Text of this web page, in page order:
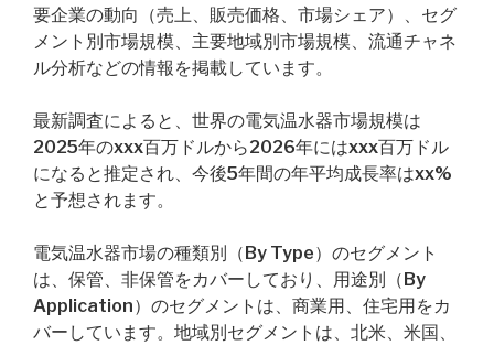
要企業の動向（売上、販売価格、市場シェア）、セグ
メント別市場規模、主要地域別市場規模、流通チャネ
ル分析などの情報を掲載しています。
最新調査によると、世界の電気温水器市場規模は
2025年のxxx百万ドルから2026年にはxxx百万ドル
になると推定され、今後5年間の年平均成長率はxx%
と予想されます。
電気温水器市場の種類別（By Type）のセグメント
は、保管、非保管をカバーしており、用途別（By
Application）のセグメントは、商業用、住宅用をカ
バーしています。地域別セグメントは、北米、米国、